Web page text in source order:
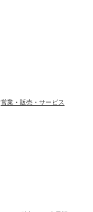
営業・販売・サービス